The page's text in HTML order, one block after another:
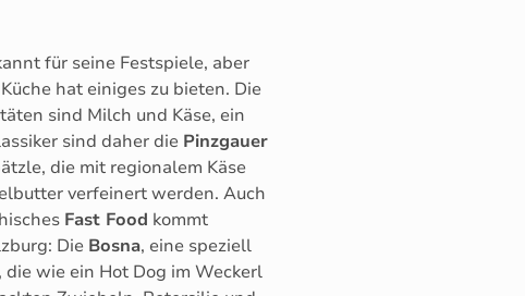
für seine Festspiele, aber
hat einiges zu bieten. Die
sind Milch und Käse, ein
sind daher die Pinzgauer
die mit regionalem Käse
verfeinert werden. Auch
Fast Food kommt
Die Bosna, eine speziell
wie ein Hot Dog im Weckerl